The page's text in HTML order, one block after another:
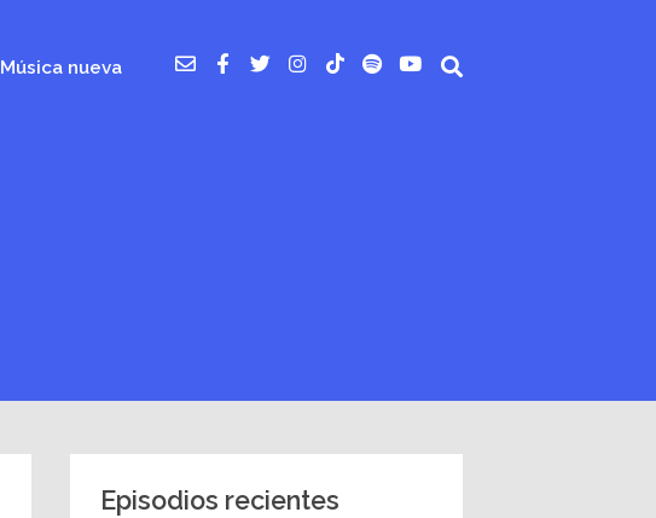
Música nueva
Episodios recientes